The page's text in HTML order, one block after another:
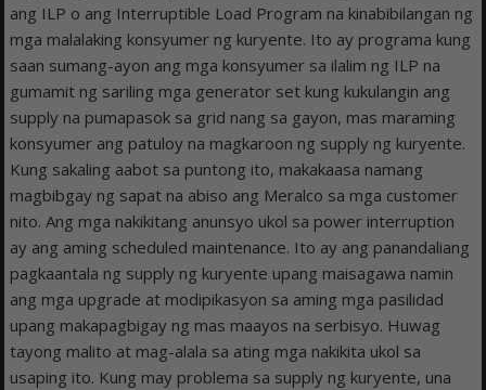
ang ILP o ang Interruptible Load Program na kinabibilangan ng
mga malalaking konsyumer ng kuryente. Ito ay programa kung
saan sumang-ayon ang mga konsyumer sa ilalim ng ILP na
gumamit ng sariling mga generator set kung kukulangin ang
supply na pumapasok sa grid nang sa gayon, mas maraming
konsyumer ang patuloy na magkaroon ng supply ng kuryente.
Kung sakaling aabot sa puntong ito, makakaasa namang
magbibgay ng sapat na abiso ang Meralco sa mga customer
nito. Ang mga nakikitang anunsyo ukol sa power interruption
ay ang aming scheduled maintenance. Ito ay ang panandaliang
pagkaantala ng supply ng kuryente upang maisagawa namin
ang mga upgrade at modipikasyon sa aming mga pasilidad
upang makapagbigay ng mas maayos na serbisyo. Huwag
tayong malito at mag-alala sa ating mga nakikita ukol sa
usaping ito. Kung may problema sa supply ng kuryente, una